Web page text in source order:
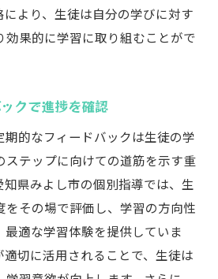
に合わせた効率的な指導
成長を促すフィードバック
を育む指導方法
たらす学習効果の実例
により、生徒は自分の学びに対す
効果的に学習に取り組むことがで
クで進捗を確認
的なフィードバックは生徒の学
ステップに向けての道筋を示す重
県みよし市の個別指導では、生
をその場で評価し、学習の方向性
最適な学習体験を提供していま
適切に活用されることで、生徒は